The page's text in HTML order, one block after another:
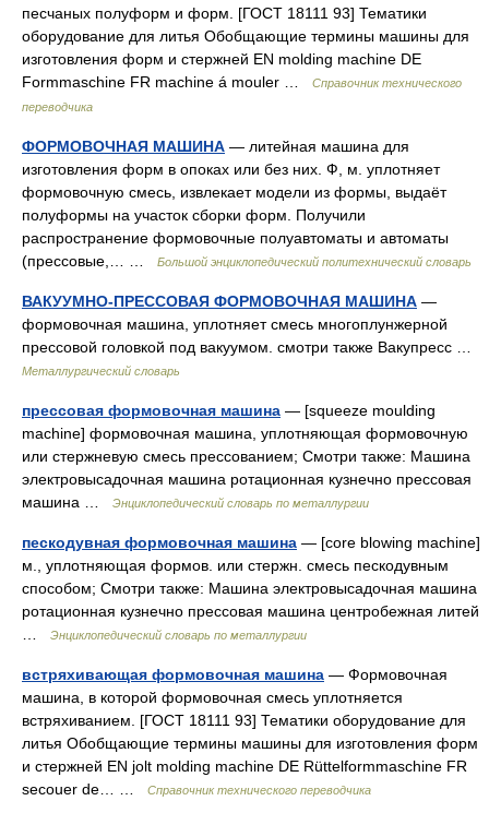
песчаных полуформ и форм. [ГОСТ 18111 93] Тематики
оборудование для литья Обобщающие термины машины для
изготовления форм и стержней EN molding machine DE
Formmaschine FR machine á mouler …
Справочник технического
переводчика
ФОРМОВОЧНАЯ МАШИНА — литейная машина для
изготовления форм в опоках или без них. Ф, м. уплотняет
формовочную смесь, извлекает модели из формы, выдаёт
полуформы на участок сборки форм. Получили
распространение формовочные полуавтоматы и автоматы
(прессовые,… …
Большой энциклопедический политехнический словарь
ВАКУУМНО-ПРЕССОВАЯ ФОРМОВОЧНАЯ МАШИНА —
формовочная машина, уплотняет смесь многоплунжерной
прессовой головкой под вакуумом. смотри также Вакупресс …
Металлургический словарь
прессовая формовочная машина — [squeeze moulding
machine] формовочная машина, уплотняющая формовочную
или стержневую смесь прессованием; Смотри также: Машина
электровысадочная машина ротационная кузнечно прессовая
машина …
Энциклопедический словарь по металлургии
пескодувная формовочная машина — [core blowing machine]
м., уплотняющая формов. или стержн. смесь пескодувным
способом; Смотри также: Машина электровысадочная машина
ротационная кузнечно прессовая машина центробежная литей
Энциклопедический словарь по металлургии
встряхивающая формовочная машина — Формовочная
машина, в которой формовочная смесь уплотняется
встряхиванием. [ГОСТ 18111 93] Тематики оборудование для
литья Обобщающие термины машины для изготовления форм
и стержней EN jolt molding machine DE Rüttelformmaschine FR
secouer de… …
Справочник технического переводчика